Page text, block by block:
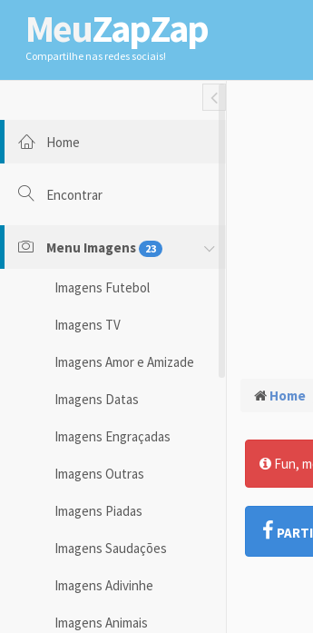
MeuZapZap
Compartilhe nas redes sociais!
Toggle Fullwidth
Home
Encontrar
Menu Imagens 23
Imagens Futebol
Imagens TV
Imagens Amor e Amizade
Imagens Datas
Imagens Engraçadas
Imagens Outras
Imagens Piadas
Imagens Saudações
Imagens Adivinhe
Imagens Animais
Home
Fun,